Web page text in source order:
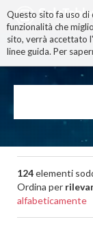
Questo sito fa uso di
funzionalità che
sito, verrà accettato
linee guida. Per
124elementi
Ordina per
alfabeticamente